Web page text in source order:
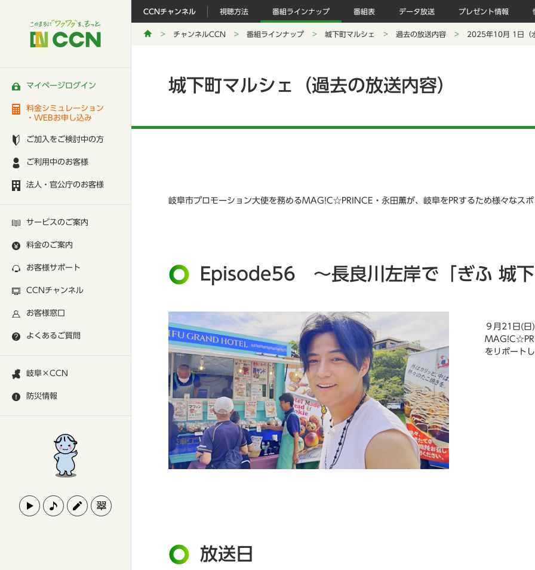
マイページログイン
料金シミュレーション
・WEBお申し込み
ご加入をご検討中の方
ご利用中のお客様
法人・官公庁のお客様
サービスのご案内
料金のご案内
お客様サポート
CCNチャンネル
お客様窓口
よくあるご質問
岐阜×CCN
防災情報
CCNチャンネル 視聴方法 番組ラインナップ 番組表 データ放送 プレゼント情報
チャンネルCCN 番組ラインナップ 城下町マルシェ 過去の放送内容 2025年10月 1日（
城下町マルシェ（過去の放送内容）
岐阜市プロモーション大使を務めるMAG!C☆PRINCE・永田薫が、岐阜をPRするため様々なスポ
Episode56 ～長良川左岸で「ぎふ 城下
９月21日(日
をリポートし
放送日